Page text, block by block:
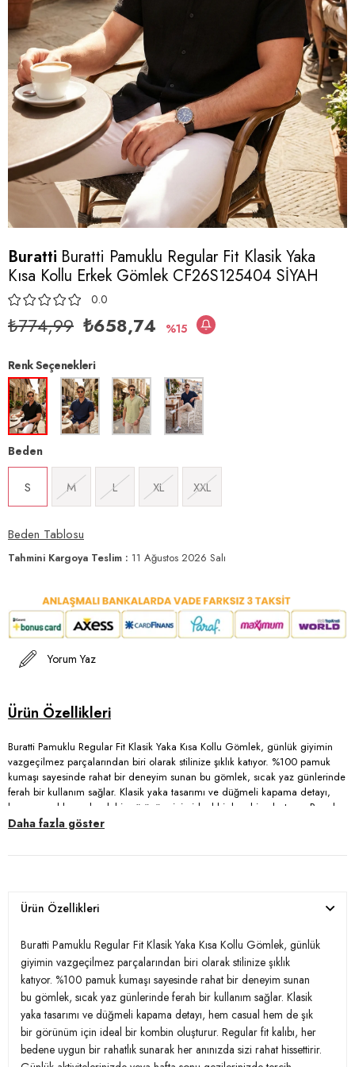
Buratti Buratti Pamuklu Regular Fit Klasik Yaka
Kısa Kollu Erkek Gömlek CF26S125404 SİYAH
0.0
₺774,99 ₺658,74 15
Renk Seçenekleri
Beden
S M L XL XXL
Beden Tablosu
Tahmini Kargoya Teslim : 11 Ağustos 2026 Salı
Yorum Yaz
Buratti Pamuklu Regular Fit Klasik Yaka Kısa Kollu Gömlek, günlük giyimin
vazgeçilmez parçalarından biri olarak stilinize şıklık katıyor. %100 pamuk
kumaşı sayesinde rahat bir deneyim sunan bu gömlek, sıcak yaz günlerinde
ferah bir kullanım sağlar. Klasik yaka tasarımı ve düğmeli kapama detayı,
hem casual hem de şık bir görünüm için ideal bir kombin oluşturur. Regular
fit kalıbı, her bedene uygun bir rahatlık sunarak her anınızda sizi rahat
edebileceğiniz bu kısa kollu gömlek, her tarza uyum sağlayarak
Model: Gömlek
Giyim Tarzı:Günlük/Casual
Materyal:% 100 Pamuk
Yaka Tipi:Klasik Yaka
Kapama Şekli:Düğmeli
Kol Tipi: Kısa Kol
Daha fazla göster
Ürün Özellikleri
Buratti Pamuklu Regular Fit Klasik Yaka Kısa Kollu Gömlek, günlük
giyimin vazgeçilmez parçalarından biri olarak stilinize şıklık
katıyor. %100 pamuk kumaşı sayesinde rahat bir deneyim sunan
bu gömlek, sıcak yaz günlerinde ferah bir kullanım sağlar. Klasik
yaka tasarımı ve düğmeli kapama detayı, hem casual hem de şık
bir görünüm için ideal bir kombin oluşturur. Regular fit kalıbı, her
bedene uygun bir rahatlık sunarak her anınızda sizi rahat hissettirir.